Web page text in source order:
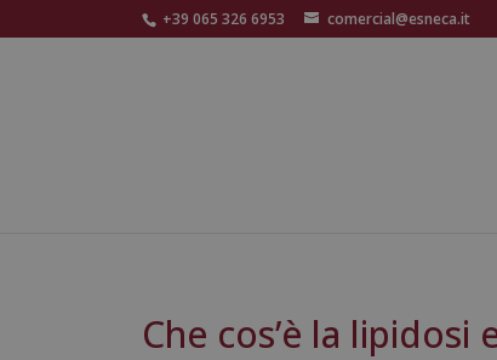
+39 065 326 6953 comercial@esneca.it
Che cos’è la lipidosi